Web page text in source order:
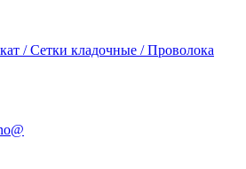
/ Сетки кладочные / Проволока